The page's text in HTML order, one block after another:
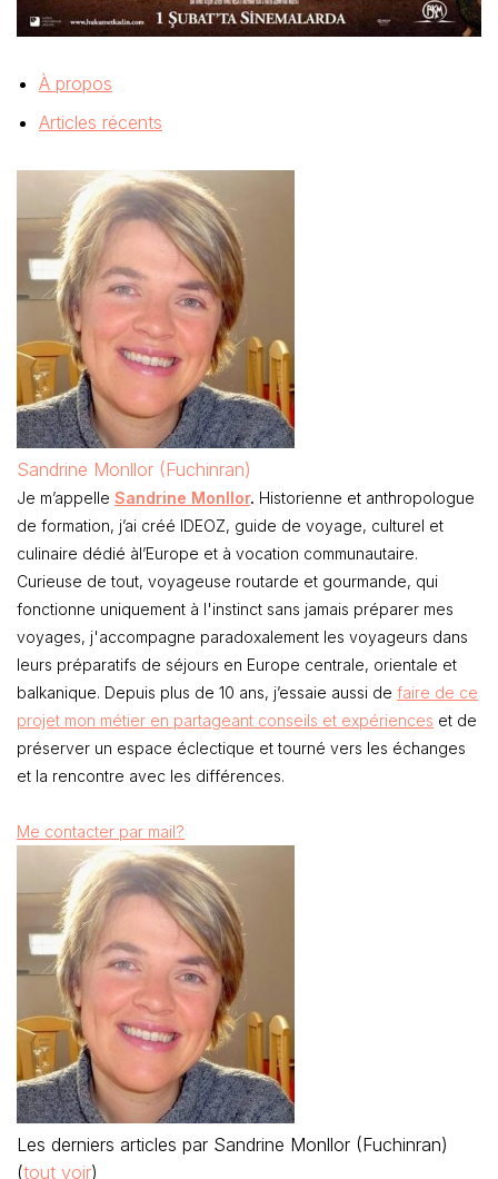
À propos
Articles récents
Sandrine Monllor (Fuchinran)
Je m’appelle Sandrine Monllor. Historienne et anthropologue
de formation, j’ai créé IDEOZ, guide de voyage, culturel et
culinaire dédié àl’Europe et à vocation communautaire.
Curieuse de tout, voyageuse routarde et gourmande, qui
fonctionne uniquement à l'instinct sans jamais préparer mes
voyages, j'accompagne paradoxalement les voyageurs dans
leurs préparatifs de séjours en Europe centrale, orientale et
balkanique. Depuis plus de 10 ans, j’essaie aussi de faire de ce
projet mon métier en partageant conseils et expériences et de
préserver un espace éclectique et tourné vers les échanges
et la rencontre avec les différences.
Me contacter par mail?
Les derniers articles par Sandrine Monllor (Fuchinran)
(tout voir)